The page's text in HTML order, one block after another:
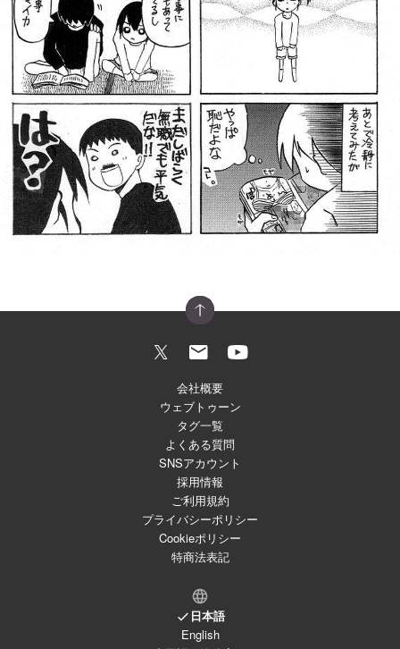
会社概要
ウェブトゥーン
タグ一覧
よくある質問
SNSアカウント
採用情報
ご利用規約
プライバシーポリシー
Cookieポリシー
特商法表記
日本語
English